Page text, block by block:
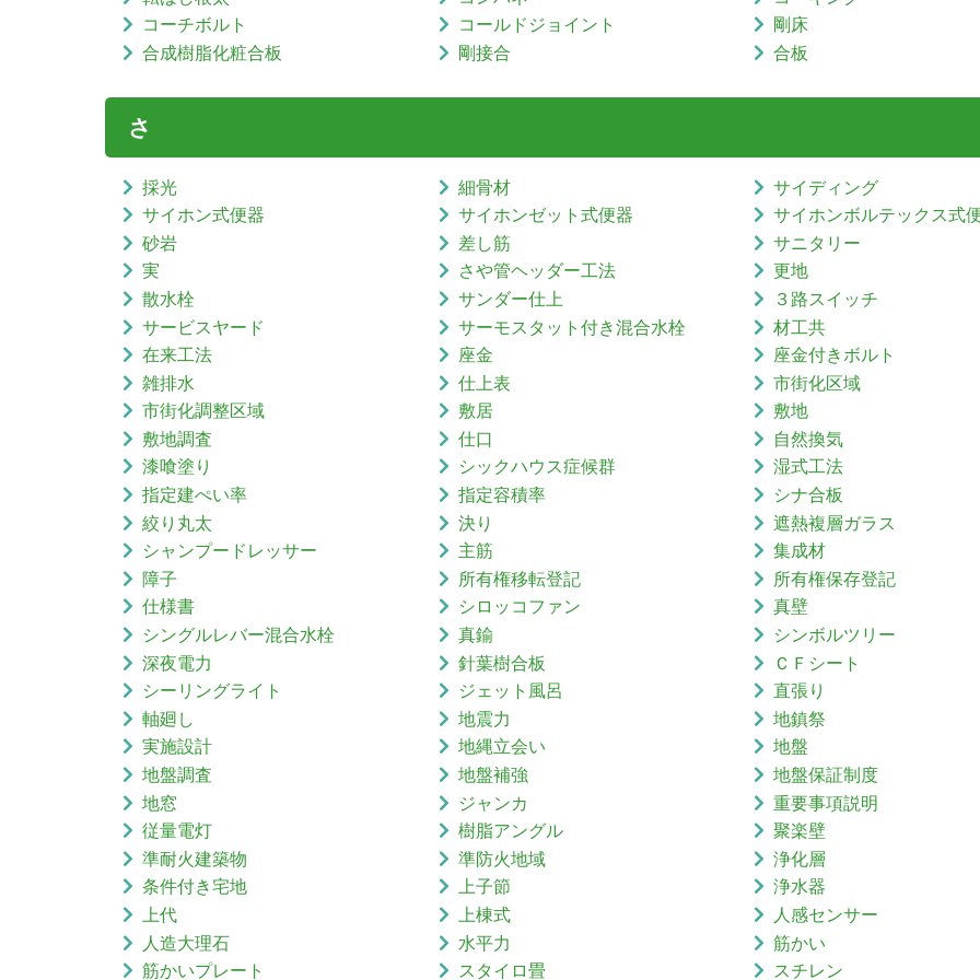
コーチボルト
コールドジョイント
剛床
合成樹脂化粧合板
剛接合 合板
さ
採光 細骨材
サイディング
サイホン式便器
サイホンゼット式便器
サイホンボルテックス式
砂岩
差し筋
サニタリー
実
さや管ヘッダー工法
更地
散水栓
サンダー仕上
３路スイッチ
サービスヤード
サーモスタット付き混合水栓
材工共
在来工法
座金
座金付きボルト
雑排水
仕上表
市街化区域
市街化調整区域
敷居
敷地
敷地調査
仕口
自然換気
漆喰塗り
シックハウス症候群
湿式工法
指定建ぺい率
指定容積率
シナ合板
絞り丸太
決り
遮熱複層ガラス
シャンプードレッサー
主筋
集成材
障子
所有権移転登記
所有権保存登記
仕様書
シロッコファン
真壁
シングルレバー混合水栓
真鍮
シンボルツリー
深夜電力
針葉樹合板
ＣＦシート
シーリングライト
ジェット風呂
直張り
軸廻し
地震力
地鎮祭
実施設計
地縄立会い
地盤
地盤調査
地盤補強
地盤保証制度
地窓
ジャンカ
重要事項説明
従量電灯
樹脂アングル
聚楽壁
準耐火建築物
準防火地域
浄化層
条件付き宅地
上子節
浄水器
上代
上棟式
人感センサー
人造大理石
水平力
筋かい
筋かいプレート
スタイロ畳 スチレン